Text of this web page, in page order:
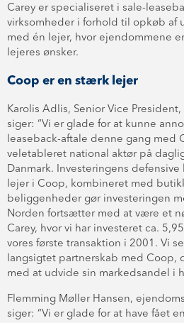
Carey er specialiseret i sale-
virksomheder i forhold til opkøb af
med én lejer, hvor ejendommene
lejeres ønsker.
Coop er en stærk lejer
Karolis Adlis, Senior Vice President,
siger: “Vi er glade for at kunne
leaseback-aftale denne gang med
veletableret national aktør på
Danmark. Investeringens
lejer i Coop, kombineret med
beliggenheder gør investeringen
Norden fortsætter med at være et
Carey, hvor vi har investeret ca.
vores første transaktion i 2001. Vi
langsigtet partnerskab med Coop,
med at udvide sin markedsandel i
Flemming Møller Hansen,
siger: “Vi er glade for at have fået